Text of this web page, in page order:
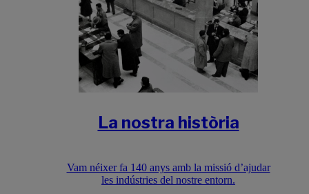
La nostra història
Vam néixer fa 140 anys amb la missió d’ajudar
les indústries del nostre entorn.